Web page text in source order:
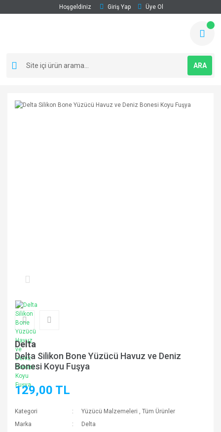
Hoşgeldiniz Giriş Yap Üye Ol
ARA
Delta
Delta Silikon Bone Yüzücü Havuz ve Deniz
Bonesi Koyu Fuşya
129,00 TL
Kategori Yüzücü Malzemeleri ,Tüm Ürünler
Marka
Delta